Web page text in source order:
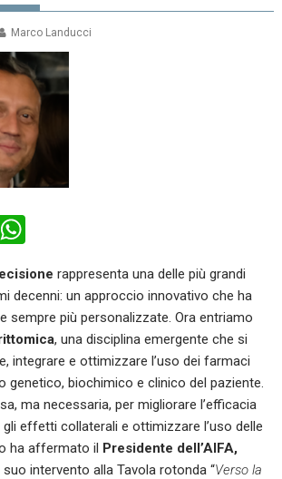
Marco Landucci
at
s
A
p
p
rappresenta una delle più grandi
decenni: un approccio innovativo che ha
sempre più personalizzate. Ora entriamo
, una disciplina emergente che si
integrare e ottimizzare l’uso dei farmaci
genetico, biochimico e clinico del paziente.
ma necessaria, per migliorare l’efficacia
gli effetti collaterali e ottimizzare l’uso delle
ha affermato il Presidente dell’AIFA,
suo intervento alla Tavola rotonda “Verso la